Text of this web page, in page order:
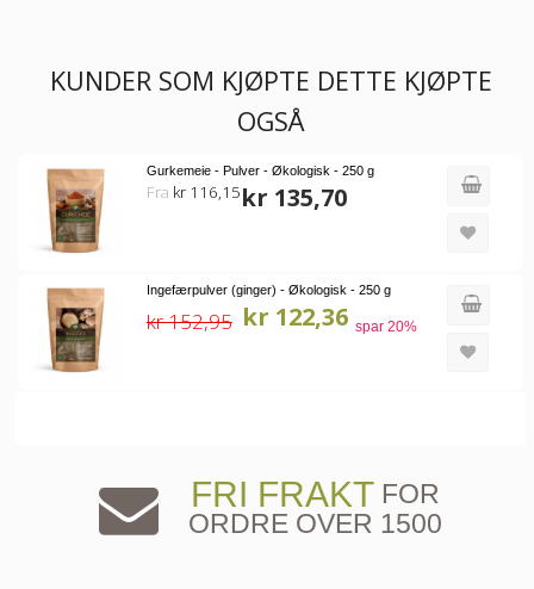
KUNDER SOM KJØPTE DETTE KJØPTE
OGSÅ
Gurkemeie - Pulver - Økologisk - 250 g
kr 135,70
Fra kr 116,15
Ingefærpulver (ginger) - Økologisk - 250 g
kr 152,95 kr 122,36 spar 20%
FRI FRAKTFOR
ORDRE OVER 1500